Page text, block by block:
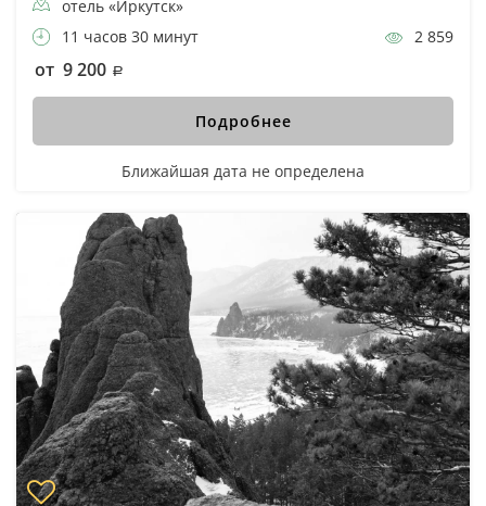
отель «Иркутск»
11 часов 30 минут
2 859
от 9 200
Подробнее
Ближайшая дата не определена